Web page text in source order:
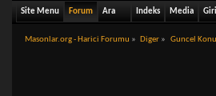
Site Menu Forum Ara Indeks Media
Masonlar.org - Harici Forumu » Diger » Guncel